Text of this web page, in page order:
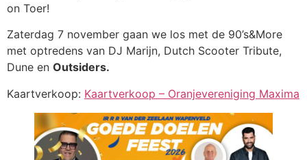
on Toer!
Zaterdag 7 november gaan we los met de 90’s&More
met optredens van DJ Marijn, Dutch Scooter Tribute,
Dune en Outsiders.
Kaartverkoop: Kaartverkoop – Oranjevereniging Maxima